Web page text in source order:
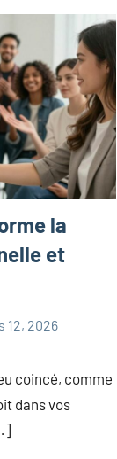
la
et
12, 2026
coincé, comme
dans vos